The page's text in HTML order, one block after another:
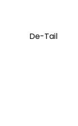
De-Tail